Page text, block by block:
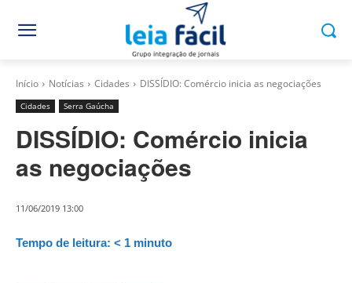
Início Notícias Cidades DISSÍDIO: Comércio inicia as negociações
Cidades Serra Gaúcha
DISSÍDIO: Comércio inicia
as negociações
11/06/2019 13:00
Tempo de leitura: < 1 minuto